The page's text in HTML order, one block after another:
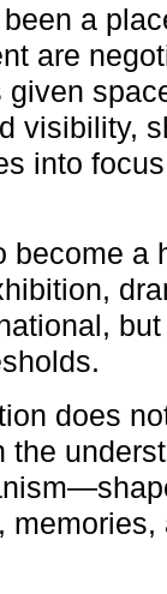
a
are
visibility,
into
become a
does